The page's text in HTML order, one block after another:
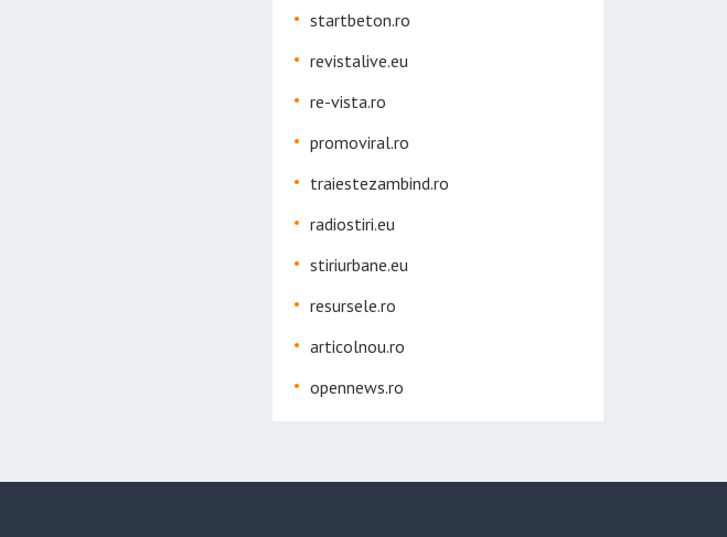
startbeton.ro
revistalive.eu
re-vista.ro
promoviral.ro
traiestezambind.ro
radiostiri.eu
stiriurbane.eu
resursele.ro
articolnou.ro
opennews.ro